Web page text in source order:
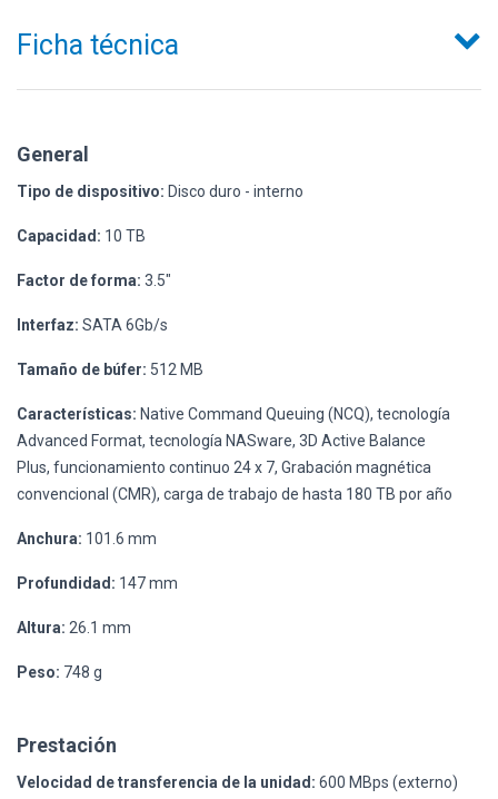
Ficha técnica
General
Tipo de dispositivo: Disco duro - interno
Capacidad: 10 TB
Factor de forma: 3.5"
Interfaz: SATA 6Gb/s
Tamaño de búfer: 512 MB
Características: Native Command Queuing (NCQ), tecnología
Advanced Format, tecnología NASware, 3D Active Balance
Plus, funcionamiento continuo 24 x 7, Grabación magnética
convencional (CMR), carga de trabajo de hasta 180 TB por año
Anchura: 101.6 mm
Profundidad: 147 mm
Altura: 26.1 mm
Peso: 748 g
Prestación
Velocidad de transferencia de la unidad: 600 MBps (externo)